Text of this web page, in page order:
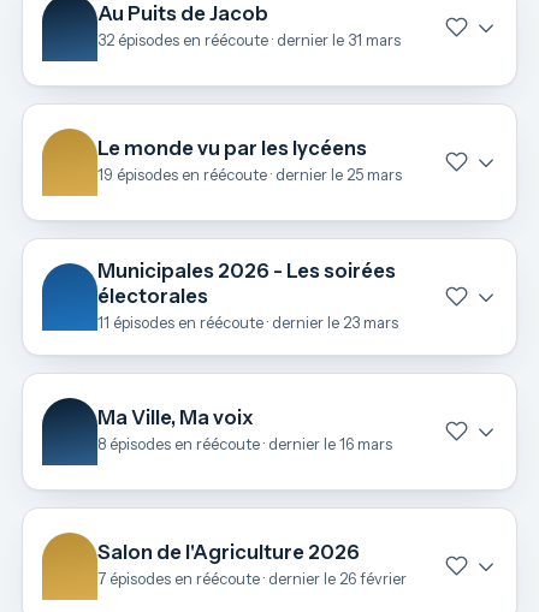
Au Puits de Jacob
32 épisodes en réécoute · dernier le 31 mars
Le monde vu par les lycéens
19 épisodes en réécoute · dernier le 25 mars
Municipales 2026 - Les soirées
électorales
11 épisodes en réécoute · dernier le 23 mars
Ma Ville, Ma voix
8 épisodes en réécoute · dernier le 16 mars
Salon de l'Agriculture 2026
7 épisodes en réécoute · dernier le 26 février